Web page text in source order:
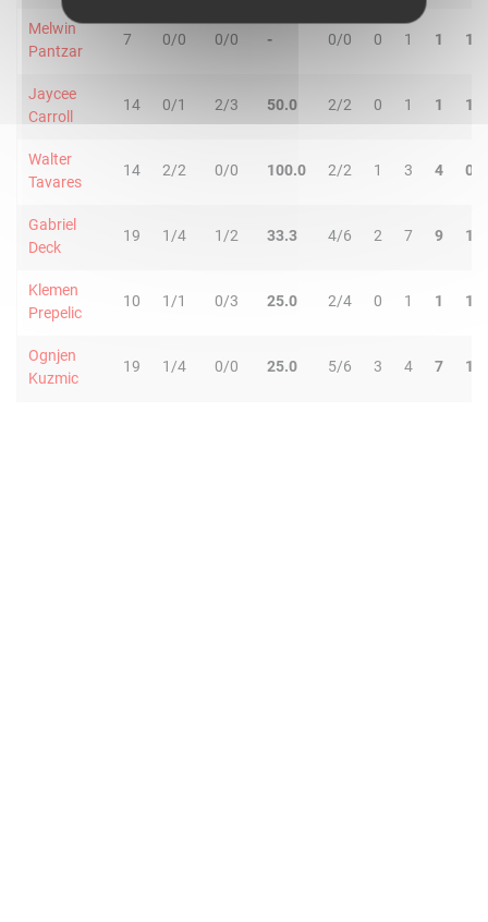
Melwin
Pantzar
7 0/0 0/0 - 0/0 0 1 1 1
Jaycee
Carroll
14 0/1 2/3 50.0 2/2 0 1 1 1
Walter
Tavares
14 2/2 0/0 100.0 2/2 1 3 4 0
Gabriel
Deck
19 1/4 1/2 33.3 4/6 2 7 9 1
Klemen
Prepelic
10 1/1 0/3 25.0 2/4 0 1 1 1
Ognjen
Kuzmic
19 1/4 0/0 25.0 5/6 3 4 7 1